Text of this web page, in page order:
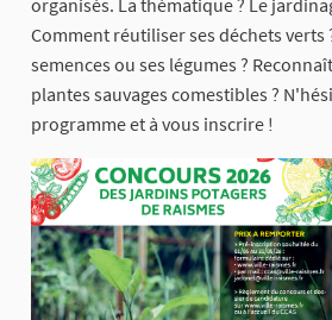
organisés. La thématique ? Le
Comment réutiliser ses déchets verts
semences ou ses légumes ?
plantes sauvages comestibles ?
programme et à vous inscrire !